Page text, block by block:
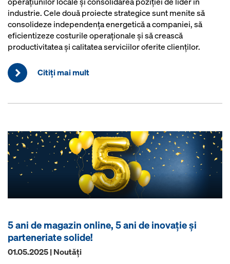
industrie. Cele două proiecte strategice sunt menite să
consolideze independența energetică a companiei, să
eficientizeze costurile operaționale și să crească
productivitatea și calitatea serviciilor oferite clienților.
Citiţi mai mult
5 ani de magazin online, 5 ani de inovație și
parteneriate solide!
01.05.2025 | Noutăţi